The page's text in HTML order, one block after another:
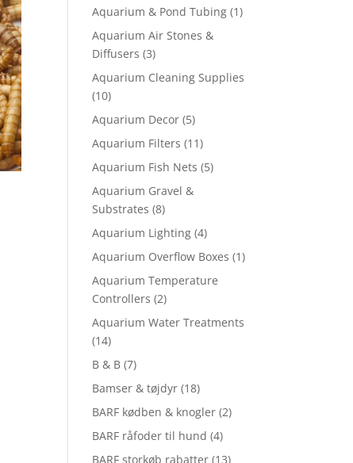
Aquarium & Pond Tubing (1)
Aquarium Air Stones &
Diffusers (3)
Aquarium Cleaning Supplies
(10)
Aquarium Decor (5)
Aquarium Filters (11)
Aquarium Fish Nets (5)
Aquarium Gravel &
Substrates (8)
Aquarium Lighting (4)
Aquarium Overflow Boxes (1)
Aquarium Temperature
Controllers (2)
Aquarium Water Treatments
(14)
B & B (7)
Bamser & tøjdyr (18)
BARF kødben & knogler (2)
BARF råfoder til hund (4)
BARF storkøb rabatter (13)